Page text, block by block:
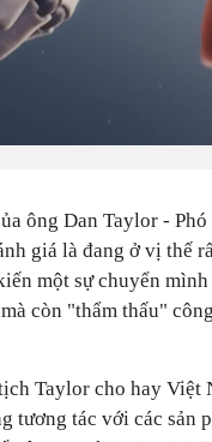
ông Dan Taylor -
giá là đang ở vị thế
một sự chuyển
còn "thẩm thấu"
Taylor cho hay Việt
tương tác với các sản